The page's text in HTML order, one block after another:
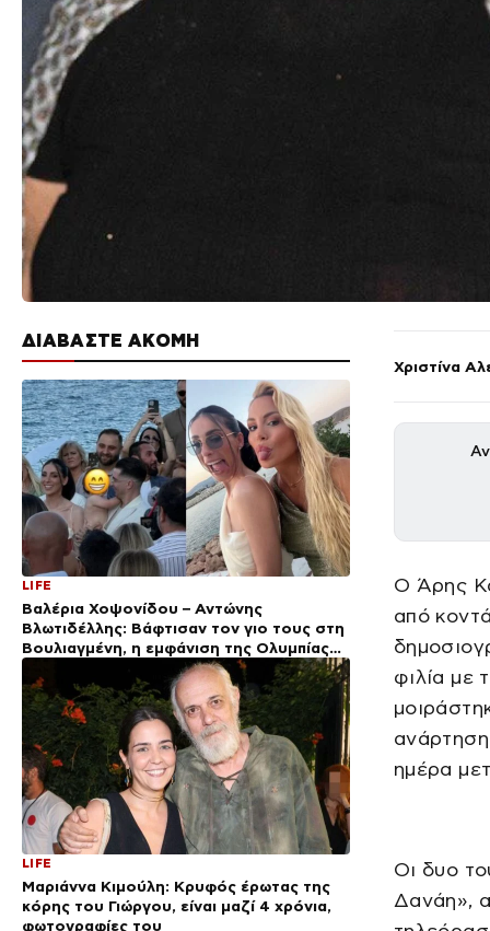
ΔΙΑΒΑΣΤΕ ΑΚΟΜΗ
LIFE
Βαλέρια Χοψονίδου – Αντώνης
Βλωτιδέλλης: Βάφτισαν τον γιο τους στη
Βουλιαγμένη, η εμφάνιση της Ολυμπίας
και οι καλεσμένοι
LIFE
Μαριάννα Κιμούλη: Κρυφός έρωτας της
κόρης του Γιώργου, είναι μαζί 4 χρόνια,
φωτογραφίες του
Χριστίνα
Ο Άρης
από
φιλία με
ημέρα
Οι δυο
Δανάη»,